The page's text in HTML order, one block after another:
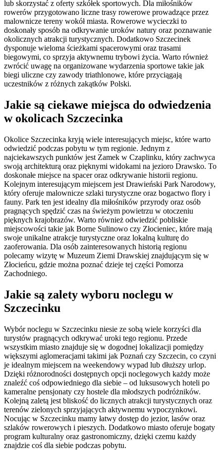
lub skorzystać z oferty szkółek sportowych. Dla miłośników
rowerów przygotowano liczne trasy rowerowe prowadzące przez
malownicze tereny wokół miasta. Rowerowe wycieczki to
doskonały sposób na odkrywanie uroków natury oraz poznawanie
okolicznych atrakcji turystycznych. Dodatkowo Szczecinek
dysponuje wieloma ścieżkami spacerowymi oraz trasami
biegowymi, co sprzyja aktywnemu trybowi życia. Warto również
zwrócić uwagę na organizowane wydarzenia sportowe takie jak
biegi uliczne czy zawody triathlonowe, które przyciągają
uczestników z różnych zakątków Polski.
Jakie są ciekawe miejsca do odwiedzenia
w okolicach Szczecinka
Okolice Szczecinka kryją wiele interesujących miejsc, które warto
odwiedzić podczas pobytu w tym regionie. Jednym z
najciekawszych punktów jest Zamek w Czaplinku, który zachwyca
swoją architekturą oraz pięknymi widokami na jezioro Drawsko. To
doskonałe miejsce na spacer oraz odkrywanie historii regionu.
Kolejnym interesującym miejscem jest Drawieński Park Narodowy,
który oferuje malownicze szlaki turystyczne oraz bogactwo flory i
fauny. Park ten jest idealny dla miłośników przyrody oraz osób
pragnących spędzić czas na świeżym powietrzu w otoczeniu
pięknych krajobrazów. Warto również odwiedzić pobliskie
miejscowości takie jak Borne Sulinowo czy Złocieniec, które mają
swoje unikalne atrakcje turystyczne oraz lokalną kulturę do
zaoferowania. Dla osób zainteresowanych historią regionu
polecamy wizytę w Muzeum Ziemi Drawskiej znajdującym się w
Złocieńcu, gdzie można poznać dzieje tej części Pomorza
Zachodniego.
Jakie są zalety wyboru noclegu w
Szczecinku
Wybór noclegu w Szczecinku niesie ze sobą wiele korzyści dla
turystów pragnących odkrywać uroki tego regionu. Przede
wszystkim miasto znajduje się w dogodnej lokalizacji pomiędzy
większymi aglomeracjami takimi jak Poznań czy Szczecin, co czyni
je idealnym miejscem na weekendowy wypad lub dłuższy urlop.
Dzięki różnorodności dostępnych opcji noclegowych każdy może
znaleźć coś odpowiedniego dla siebie – od luksusowych hoteli po
kameralne pensjonaty czy hostele dla młodszych podróżników.
Kolejną zaletą jest bliskość do licznych atrakcji turystycznych oraz
terenów zielonych sprzyjających aktywnemu wypoczynkowi.
Nocując w Szczecinku mamy łatwy dostęp do jezior, lasów oraz
szlaków rowerowych i pieszych. Dodatkowo miasto oferuje bogaty
program kulturalny oraz gastronomiczny, dzięki czemu każdy
znajdzie coś dla siebie podczas pobytu.